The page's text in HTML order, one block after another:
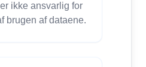
ikke ansvarlig for
brugen af dataene.